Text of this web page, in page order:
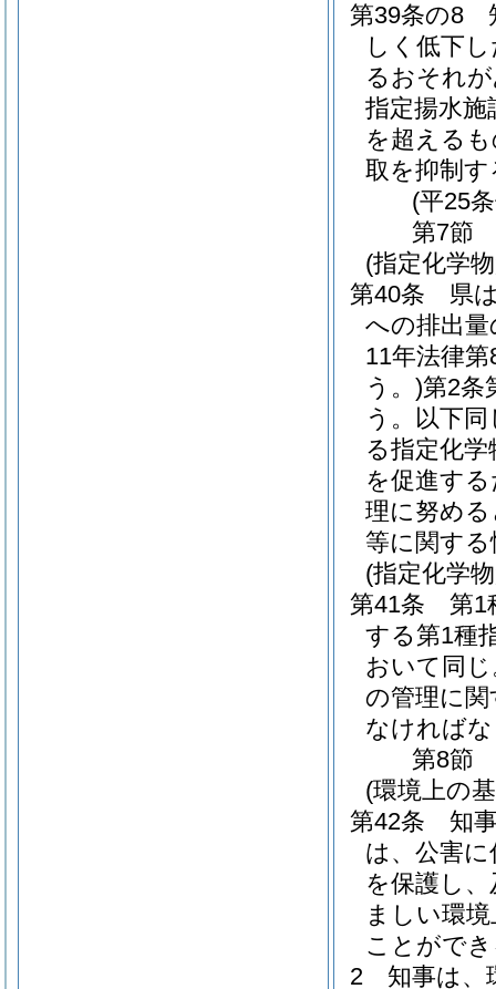
第39条の8
しく低下
るおそれ
指定揚水施
を超える
取を抑制
(平25
第7節
(指定化学
第40条
県
への排出
11年法律
う。)第2条
う。以下同
る指定化
を促進す
理に努め
等に関す
(指定化学
第41条
第1
する第1種
おいて同じ
の管理に
なければ
第8節
(環境上の
第42条
知
は、公害
を保護し
ましい環
ことがで
2
知事は、